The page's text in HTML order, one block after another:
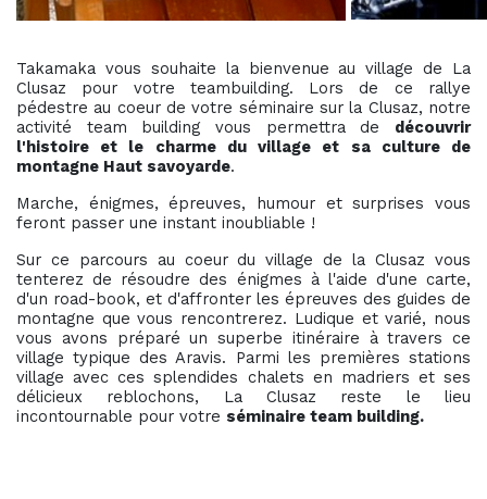
Takamaka vous souhaite la bienvenue au village de La
Clusaz pour votre teambuilding. Lors de ce rallye
pédestre au coeur de votre séminaire sur la Clusaz, notre
activité team building vous permettra de découvrir
l'histoire et le charme du village et sa culture de
montagne Haut savoyarde.
Marche, énigmes, épreuves, humour et surprises vous
feront passer une instant inoubliable !
Sur ce parcours au coeur du village de la Clusaz vous
tenterez de résoudre des énigmes à l'aide d'une carte,
d'un road-book, et d'affronter les épreuves des guides de
montagne que vous rencontrerez. Ludique et varié, nous
vous avons préparé un superbe itinéraire à travers ce
village typique des Aravis. Parmi les premières stations
village avec ces splendides chalets en madriers et ses
délicieux reblochons, La Clusaz reste le lieu
incontournable pour votre séminaire team building.